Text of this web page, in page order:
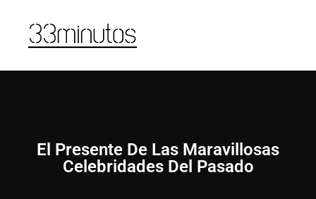
El Presente De Las Maravillosas
Celebridades Del Pasado